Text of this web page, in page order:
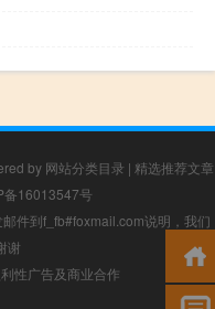
by 网站分类目录 | 精选推荐文章
备16013547号
件到f_fb#foxmail.com说明，我们
谢
性广告及商业合作